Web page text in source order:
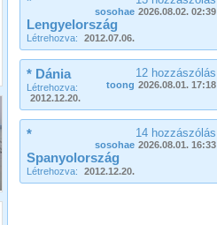
Beküldte:GaborApa
Rövidke kis memó a Toszkánai
Dél-Tirol útibeszámoló
sosohae 2026.08.02. 02:39
Lengyelország
Létrehozva: 2012.07.06.
12 hozzászólás
toong 2026.08.01. 17:18
* Dánia
Létrehozva:
2012.12.20.
14 hozzászólás
sosohae 2026.08.01. 16:33
*
Spanyolország
Létrehozva: 2012.12.20.